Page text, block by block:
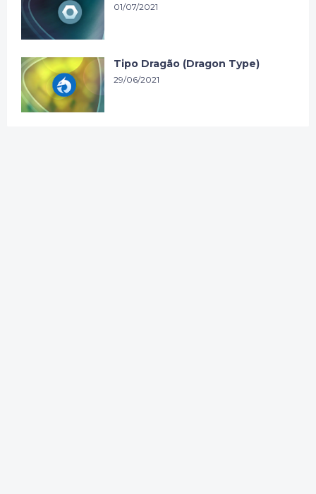
01/07/2021
Tipo Dragão (Dragon Type)
29/06/2021